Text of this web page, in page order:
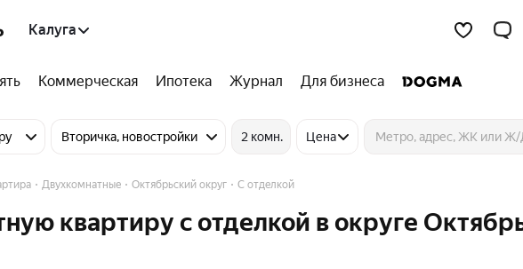
Калуга
Коммерческая Ипотека Журнал Для бизнеса
Вторичка, новостройки 2 комн. Цена
Двухкомнатные Октябрьский округ С отделкой
квартиру с отделкой в округе